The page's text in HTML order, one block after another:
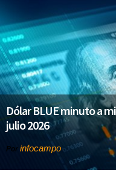
Dólar BLUE minuto a
julio 2026
Por infocampo